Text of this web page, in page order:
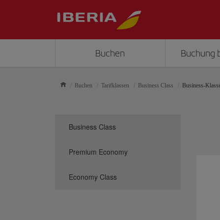
Buchen Buchung
Buchen Tarifklassen Business Class Business-
Business Class
Premium Economy
Economy Class